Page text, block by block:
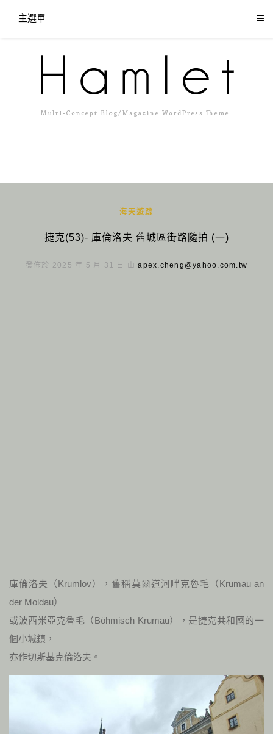
主選單
海天遊踪
捷克(53)- 庫倫洛夫 舊城區街路隨拍 (一)
發佈於 2025 年 5 月 31 日 由apex.cheng@yahoo.com.tw
庫倫洛夫（Krumlov），舊稱莫爾道河畔克魯毛（Krumau an
der Moldau）
或波西米亞克魯毛（Böhmisch Krumau），是捷克共和國的一
個小城鎮，
亦作切斯基克倫洛夫。